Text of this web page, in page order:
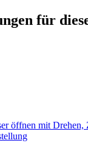
für
öffnen mit Drehen,